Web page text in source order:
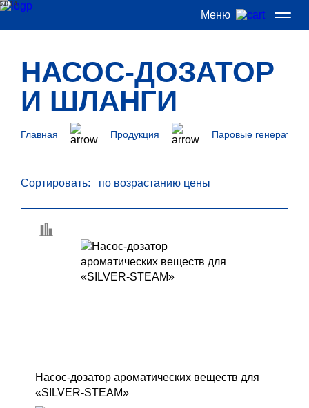
52 ГОДА
Меню
НАСОС-ДОЗАТОР
И ШЛАНГИ
Главная Продукция Паровые
Сортировать:
Насос-дозатор aроматических веществ для
«SILVER-STEAM»